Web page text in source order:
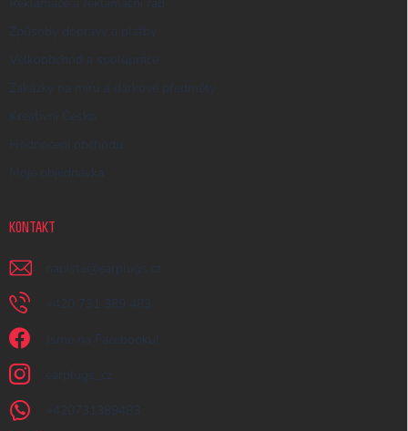
Způsoby dopravy a platby
Velkoobchod a spolupráce
Zakázky na míru a dárkové předměty
Kreativní Česko
Hodnocení obchodu
Moje objednávka
KONTAKT
napiste @ earplugs.cz
+420 731 389 483
Jsme na Facebooku!
earplugs_cz
+420731389483